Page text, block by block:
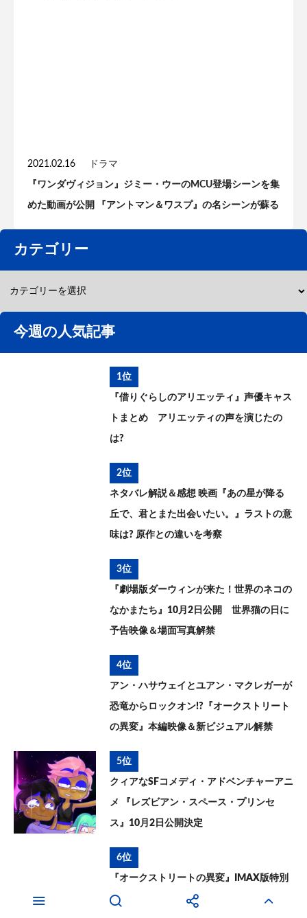
2021.02.16 ドラマ
『ワンダヴィジョン』ジミー・ウーのMCU登場シーンを集
めた動画が公開 『アントマン＆ワスプ』の名シーンが蘇る
カテゴリー
今週の人気記事
1位
『借りぐらしのアリエッティ』声優キャス
トまとめ アリエッティの声を演じたの
は?
2位
ネタバレ解説＆感想 映画『あの星が降る
丘で、君とまた出会いたい。』ラストの意
味は? 原作との違いを考察
3位
『劇場版ダーウィンが来た！世界のネコの
なかまたち』10月2日公開 世界猫の日に
予告映像＆場面写真解禁
4位
アン・ハサウェイとユアン・マクレガーが
恐竜からロックオン!?『オークストリート
の異変』本編映像＆新ビジュアル解禁
5位
クィアなSFコメディ・アドベンチャーアニ
メ 『レズビアン・スペース・プリンセ
ス』10月2日公開決定
6位
『オークストリートの異変』IMAX版特別
予告映像＆IMAX入場者特典情報が到着